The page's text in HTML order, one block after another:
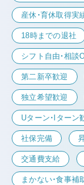
産休・育休取得実
18時までの退社
シフト自由・相談
第二新卒歓迎
独立希望歓迎
Uターン・Iターン
社保完備
交通費支給
まかない・食事補